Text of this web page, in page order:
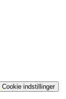
Cookie indstillinger